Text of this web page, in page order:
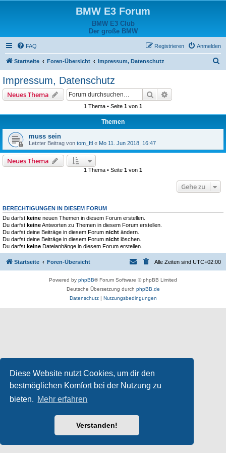
Diese Website nutzt Cookies, um dir den
bestmöglichen Komfort bei der Nutzung zu
bieten. Mehr erfahren
Verstanden!
BMW E3 Forum
BMW E3 Club
Der große BMW
FAQ Anmelden
Registrieren
Startseite Foren-Übersicht Impressum, Datenschutz
Impressum, Datenschutz
Neues Thema Suche
1 Thema • Seite 1 von 1
Themen
muss sein
Letzter Beitrag von tom_ftl « Mo 11. Jun 2018, 16:47
Neues Thema
1 Thema • Seite 1 von 1
Gehe zu
BERECHTIGUNGEN IN DIESEM FORUM
Du darfst keine neuen Themen in diesem Forum erstellen.
Du darfst keineAntworten zu Themen in diesem Forum erstellen.
Du darfst deine Beiträge in diesem Forum nicht ändern.
Du darfst deine Beiträge in diesem Forum nicht löschen.
Du darfst keine Dateianhänge in diesem Forum erstellen.
Startseite Foren-Übersicht Alle Zeiten sind UTC+02:00
Powered by phpBB® Forum Software © phpBB Limited
Deutsche Übersetzung durch phpBB.de
Datenschutz| Nutzungsbedingungen